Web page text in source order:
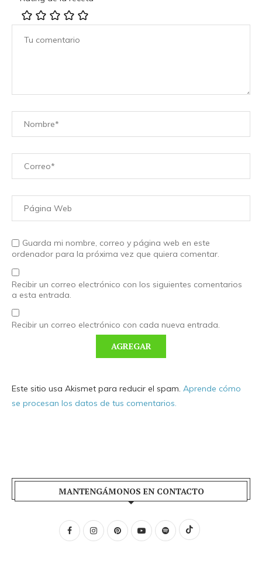
Guarda mi nombre, correo y página web en este
ordenador para la próxima vez que quiera comentar.
Recibir un correo electrónico con los siguientes comentarios
a esta entrada.
Recibir un correo electrónico con cada nueva entrada.
Este sitio usa Akismet para reducir el spam. Aprende cómo
se procesan los datos de tus comentarios.
MANTENGÁMONOS EN CONTACTO